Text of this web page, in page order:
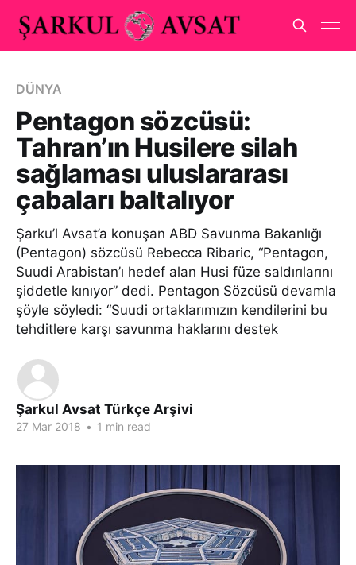
DÜNYA
Pentagon sözcüsü:
Tahran’ın Husilere silah
sağlaması uluslararası
çabaları baltalıyor
Şarku’l Avsat’a konuşan ABD Savunma Bakanlığı
(Pentagon) sözcüsü Rebecca Ribaric, “Pentagon,
Suudi Arabistan’ı hedef alan Husi füze saldırılarını
şiddetle kınıyor” dedi. Pentagon Sözcüsü devamla
şöyle söyledi: “Suudi ortaklarımızın kendilerini bu
tehditlere karşı savunma haklarını destek
Şarkul Avsat Türkçe Arşivi
27 Mar 2018 • 1 min read